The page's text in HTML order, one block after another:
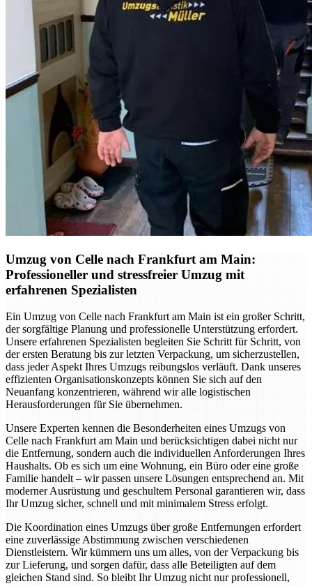
Umzug von Celle nach Frankfurt am Main:
Professioneller und stressfreier Umzug mit
erfahrenen Spezialisten
Ein Umzug von Celle nach Frankfurt am Main ist ein großer Schritt,
der sorgfältige Planung und professionelle Unterstützung erfordert.
Unsere erfahrenen Spezialisten begleiten Sie Schritt für Schritt, von
der ersten Beratung bis zur letzten Verpackung, um sicherzustellen,
dass jeder Aspekt Ihres Umzugs reibungslos verläuft. Dank unseres
effizienten Organisationskonzepts können Sie sich auf den
Neuanfang konzentrieren, während wir alle logistischen
Herausforderungen für Sie übernehmen.
Unsere Experten kennen die Besonderheiten eines Umzugs von
Celle nach Frankfurt am Main und berücksichtigen dabei nicht nur
die Entfernung, sondern auch die individuellen Anforderungen Ihres
Haushalts. Ob es sich um eine Wohnung, ein Büro oder eine große
Familie handelt – wir passen unsere Lösungen entsprechend an. Mit
moderner Ausrüstung und geschultem Personal garantieren wir, dass
Ihr Umzug sicher, schnell und mit minimalem Stress erfolgt.
Die Koordination eines Umzugs über große Entfernungen erfordert
eine zuverlässige Abstimmung zwischen verschiedenen
Dienstleistern. Wir kümmern uns um alles, von der Verpackung bis
zur Lieferung, und sorgen dafür, dass alle Beteiligten auf dem
gleichen Stand sind. So bleibt Ihr Umzug nicht nur professionell,